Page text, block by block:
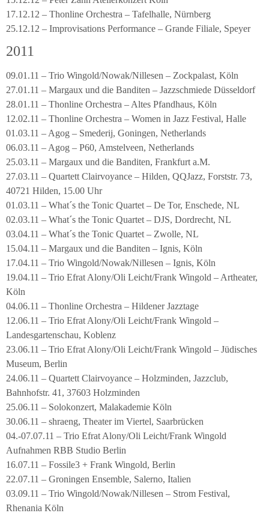
17.12.12 – Thonline Orchestra – Tafelhalle, Nürnberg
25.12.12 – Improvisations Performance – Grande Filiale, Speyer
2011
09.01.11 – Trio Wingold/Nowak/Nillesen – Zockpalast, Köln
27.01.11 – Margaux und die Banditen – Jazzschmiede Düsseldorf
28.01.11 – Thonline Orchestra – Altes Pfandhaus, Köln
12.02.11 – Thonline Orchestra – Women in Jazz Festival, Halle
01.03.11 – Agog – Smederij, Goningen, Netherlands
06.03.11 – Agog – P60, Amstelveen, Netherlands
25.03.11 – Margaux und die Banditen, Frankfurt a.M.
27.03.11 – Quartett Clairvoyance – Hilden, QQJazz, Forststr. 73,
40721 Hilden, 15.00 Uhr
01.03.11 – What´s the Tonic Quartet – De Tor, Enschede, NL
02.03.11 – What´s the Tonic Quartet – DJS, Dordrecht, NL
03.04.11 – What´s the Tonic Quartet – Zwolle, NL
15.04.11 – Margaux und die Banditen – Ignis, Köln
17.04.11 – Trio Wingold/Nowak/Nillesen – Ignis, Köln
19.04.11 – Trio Efrat Alony/Oli Leicht/Frank Wingold – Artheater,
Köln
04.06.11 – Thonline Orchestra – Hildener Jazztage
12.06.11 – Trio Efrat Alony/Oli Leicht/Frank Wingold –
Landesgartenschau, Koblenz
23.06.11 – Trio Efrat Alony/Oli Leicht/Frank Wingold – Jüdisches
Museum, Berlin
24.06.11 – Quartett Clairvoyance – Holzminden, Jazzclub,
Bahnhofstr. 41, 37603 Holzminden
25.06.11 – Solokonzert, Malakademie Köln
30.06.11 – shraeng, Theater im Viertel, Saarbrücken
04.-07.07.11 – Trio Efrat Alony/Oli Leicht/Frank Wingold
Aufnahmen RBB Studio Berlin
16.07.11 – Fossile3 + Frank Wingold, Berlin
22.07.11 – Groningen Ensemble, Salerno, Italien
03.09.11 – Trio Wingold/Nowak/Nillesen – Strom Festival,
Rhenania Köln